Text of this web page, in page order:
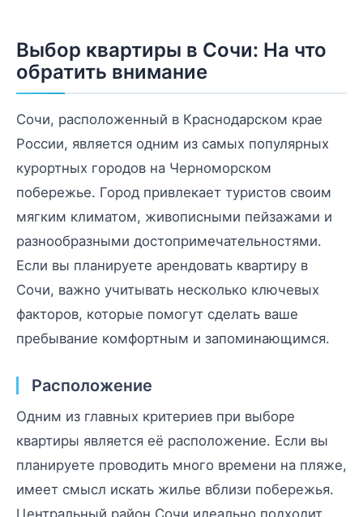
Выбор квартиры в Сочи: На что
обратить внимание
Сочи, расположенный в Краснодарском крае
России, является одним из самых популярных
курортных городов на Черноморском
побережье. Город привлекает туристов своим
мягким климатом, живописными пейзажами и
разнообразными достопримечательностями.
Если вы планируете арендовать квартиру в
Сочи, важно учитывать несколько ключевых
факторов, которые помогут сделать ваше
пребывание комфортным и запоминающимся.
Расположение
Одним из главных критериев при выборе
квартиры является её расположение. Если вы
планируете проводить много времени на пляже,
имеет смысл искать жилье вблизи побережья.
Центральный район Сочи идеально подходит